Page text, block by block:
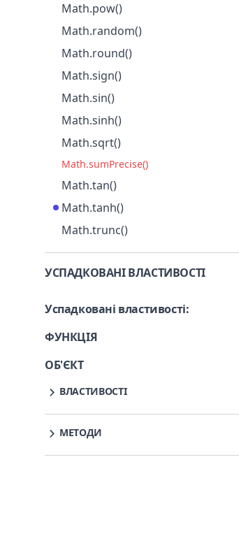
Math.pow()
Math.random()
Math.round()
Math.sign()
Math.sin()
Math.sinh()
Math.sqrt()
Math.sumPrecise()
Math.tan()
Math.tanh()
Math.trunc()
УСПАДКОВАНІ ВЛАСТИВОСТІ
Успадковані властивості:
ФУНКЦІЯ
ОБ'ЄКТ
ВЛАСТИВОСТІ
Object.prototype.__proto__
Object.prototype.constructor
МЕТОДИ
Object.prototype.__defineGetter__()